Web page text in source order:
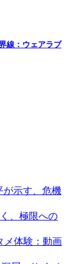
線：ウェアラブ
が示す、危機
く、極限への
メ体験：動画